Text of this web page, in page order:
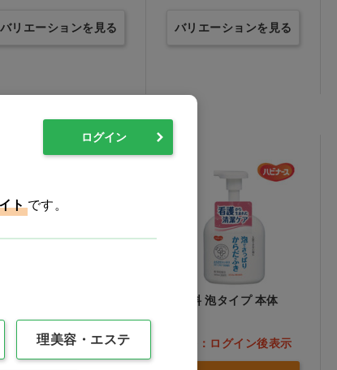
バリエーションを見る バリエーションを見る
ニ理化] 20L 詰替用ノ
ル付…他
価格：ログイン後表示
清拭料 泡タイプ 本体
価格：ログイン後表示
ログイン
トです。
理美容・エステ